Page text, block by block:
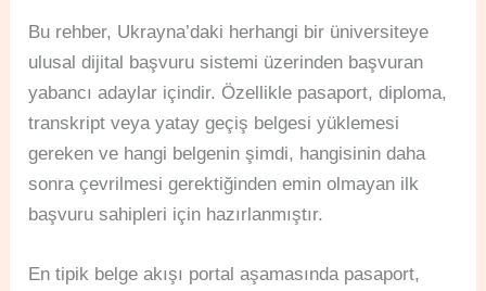
Bu rehber, Ukrayna’daki herhangi bir üniversiteye
ulusal dijital başvuru sistemi üzerinden başvuran
yabancı adaylar içindir. Özellikle pasaport, diploma,
transkript veya yatay geçiş belgesi yüklemesi
gereken ve hangi belgenin şimdi, hangisinin daha
sonra çevrilmesi gerektiğinden emin olmayan ilk
başvuru sahipleri için hazırlanmıştır.
En tipik belge akışı portal aşamasında pasaport,